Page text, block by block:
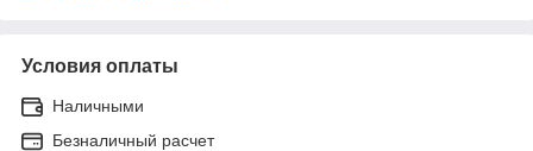
Условия оплаты
Наличными
Безналичный расчет